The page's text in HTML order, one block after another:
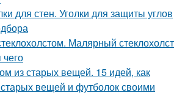
для стен. Уголки для защиты углов
Малярный стеклохолст
из старых вещей. 15 идей, как
старых вещей и футболок своими